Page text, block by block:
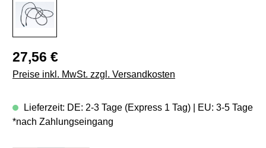
Regulärer Preis:
27,56 €
Preise inkl. MwSt. zzgl. Versandkosten
Lieferzeit: DE: 2-3 Tage (Express 1 Tag) | EU: 3-5 Tage
*nach Zahlungseingang